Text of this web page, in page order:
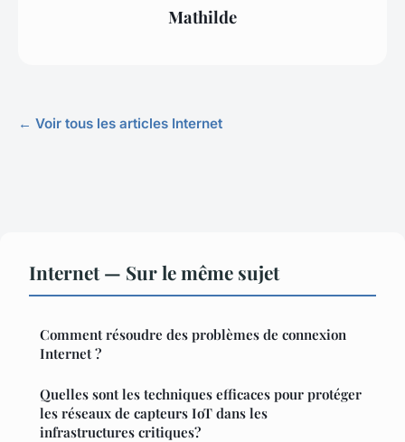
Mathilde
← Voir tous les articles Internet
Internet — Sur le même sujet
Comment résoudre des problèmes de connexion
Internet ?
Quelles sont les techniques efficaces pour protéger
les réseaux de capteurs IoT dans les
infrastructures critiques?